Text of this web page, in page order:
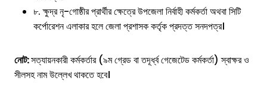
৮. ক্ষুদ্র নৃ-গোষ্ঠীর প্রার্থীর ক্ষেত্রে উপজেলা নির্বাহী কর্মকর্তা অথবা সিটি
কর্পোরেশন এলাকার হলে জেলা প্রশাসক কর্তৃক প্রদত্ত সনদপত্র।
নোট:সত্যায়নকারী কর্মকর্তার (৯ম গ্রেড বা তদূর্ধ্ব গেজেটেড কর্মকর্তা) স্বাক্ষর ও
সীলসহ নাম উল্লেখ থাকতে হবে।